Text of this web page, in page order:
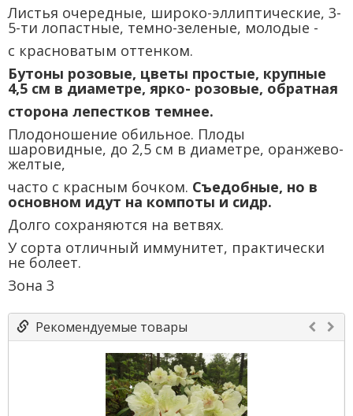
Листья очередные, широко-эллиптические, 3-
5-ти лопастные, темно-зеленые, молодые -
с красноватым оттенком.
Бутоны розовые, цветы простые, крупные
4,5 см в диаметре, ярко- розовые, обратная
сторона лепестков темнее.
Плодоношение обильное. Плоды
шаровидные, до 2,5 см в диаметре, оранжево-
желтые,
часто с красным бочком. Съедобные, но в
основном идут на компоты и сидр.
Долго сохраняются на ветвях.
У сорта отличный иммунитет, практически
не болеет.
Зона 3
Рекомендуемые товары